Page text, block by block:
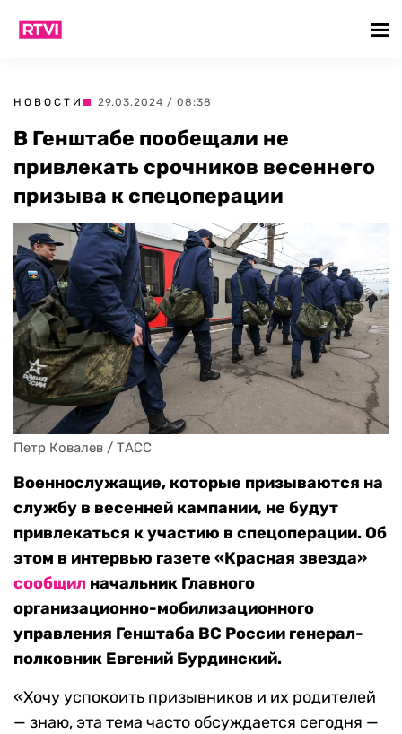
НОВОСТИ | 29.03.2024 / 08:38
В Генштабе пообещали не
привлекать срочников весеннего
призыва к спецоперации
Петр Ковалев / ТАСС
Военнослужащие, которые призываются на
службу в весенней кампании, не будут
привлекаться к участию в спецоперации. Об
этом в интервью газете «Красная звезда»
сообщил начальник Главного
организационно-мобилизационного
управления Генштаба ВС России генерал-
полковник Евгений Бурдинский.
«Хочу успокоить призывников и их родителей
— знаю, эта тема часто обсуждается сегодня —